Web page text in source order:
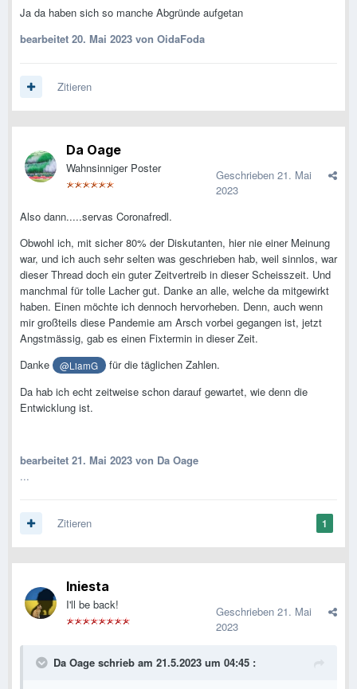
Ja da haben sich so manche Abgründe aufgetan
bearbeitet 20. Mai 2023 von OidaFoda
Zitieren
Da Oage
Wahnsinniger Poster Geschrieben 21. Mai
2023
Also dann.....servas Coronafredl.
Obwohl ich, mit sicher 80% der Diskutanten, hier nie einer Meinung
war, und ich auch sehr selten was geschrieben hab, weil sinnlos, war
dieser Thread doch ein guter Zeitvertreib in dieser Scheisszeit. Und
manchmal für tolle Lacher gut. Danke an alle, welche da mitgewirkt
haben. Einen möchte ich dennoch hervorheben. Denn, auch wenn
mir großteils diese Pandemie am Arsch vorbei gegangen ist, jetzt
Angstmässig, gab es einen Fixtermin in dieser Zeit.
Danke
@LiamG
für die täglichen Zahlen.
Da hab ich echt zeitweise schon darauf gewartet, wie denn die
Entwicklung ist.
bearbeitet 21. Mai 2023 von Da Oage
...
1
Zitieren
Iniesta
I'll be back! Geschrieben 21. Mai
2023
Da Oage schrieb am 21.5.2023 um 04:45 :